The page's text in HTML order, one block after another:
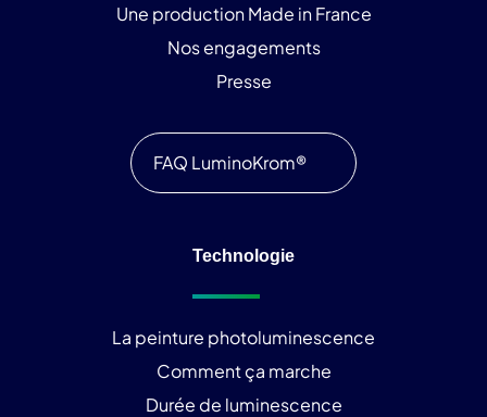
Une production Made in France
Nos engagements
Presse
FAQ LuminoKrom®
Technologie
La peinture photoluminescence
Comment ça marche
Durée de luminescence